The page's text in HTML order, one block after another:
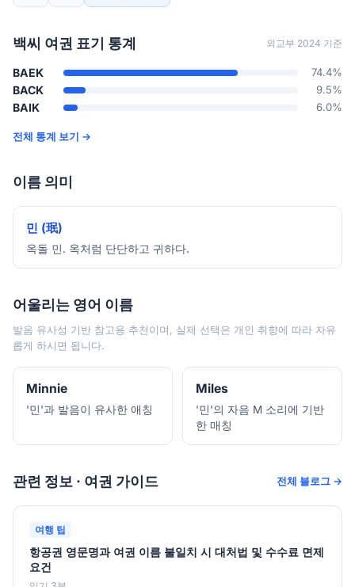
백씨 여권 표기 통계 외교부 2024 기준
BAEK 74.4%
BACK 9.5%
BAIK 6.0%
전체 통계 보기 →
이름 의미
민 (珉)
옥돌 민. 옥처럼 단단하고 귀하다.
어울리는 영어 이름
발음 유사성 기반 참고용 추천이며, 실제 선택은 개인 취향에 따라 자유
롭게 하시면 됩니다.
Minnie
'민'과 발음이 유사한 애칭
Miles
'민'의 자음 M 소리에 기반
한 매칭
관련 정보 · 여권 가이드 전체 블로그 →
여행 팁
항공권 영문명과 여권 이름 불일치 시 대처법 및 수수료 면제
요건